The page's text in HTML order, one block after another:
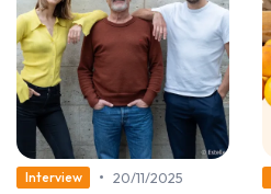
Interview • 20/11/2025